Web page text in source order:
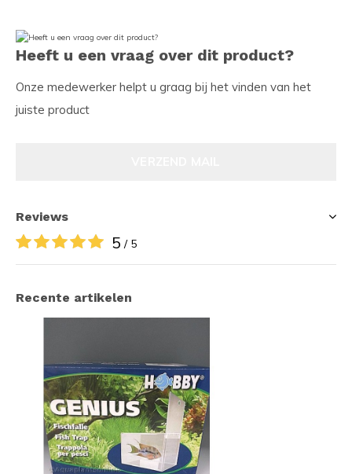
Heeft u een vraag over dit product?
Onze medewerker helpt u graag bij het vinden van het
juiste product
Reviews
5 / 5
Recente artikelen